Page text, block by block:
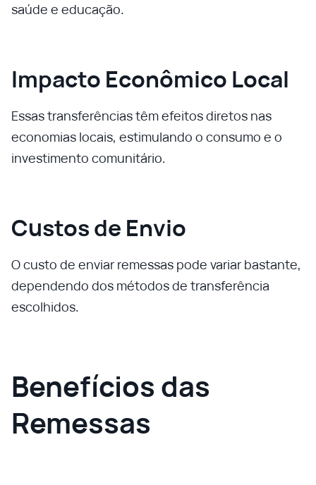
saúde e educação.
Impacto Econômico Local
Essas transferências têm efeitos diretos nas
economias locais, estimulando o consumo e o
investimento comunitário.
Custos de Envio
O custo de enviar remessas pode variar bastante,
dependendo dos métodos de transferência
escolhidos.
Benefícios das
Remessas